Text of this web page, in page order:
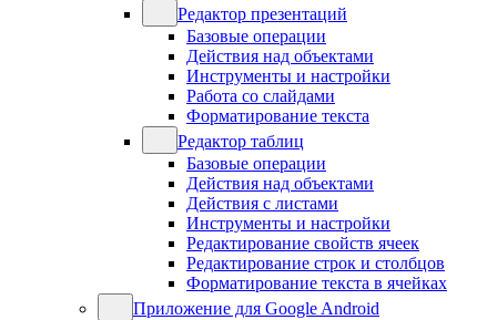
Редактор презентаций
Базовые операции
Действия над объектами
Инструменты и настройки
Работа со слайдами
Форматирование текста
Редактор таблиц
Базовые операции
Действия над объектами
Действия с листами
Инструменты и настройки
Редактирование свойств ячеек
Редактирование строк и столбцов
Форматирование текста в ячейках
Приложение для Google Android